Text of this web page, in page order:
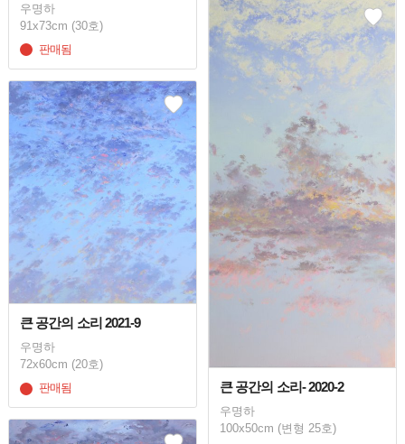
우명하
91x73cm (30호)
판매됨
큰 공간의 소리- 2020-2
우명하
100x50cm (변형 25호)
큰 공간의 소리 2021-9
우명하
72x60cm (20호)
판매됨